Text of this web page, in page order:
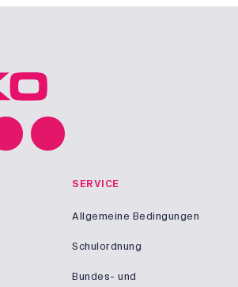
SERVICE
Allgemeine Bedingungen
Schulordnung
Bundes- und